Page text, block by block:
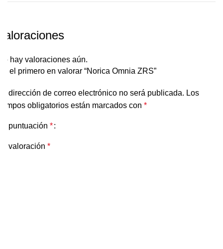
hay valoraciones aún.
el primero en valorar “Norica Omnia ZRS”
dirección de correo electrónico no será publicada. Los
obligatorios están marcados con *
puntuación *
valoración *